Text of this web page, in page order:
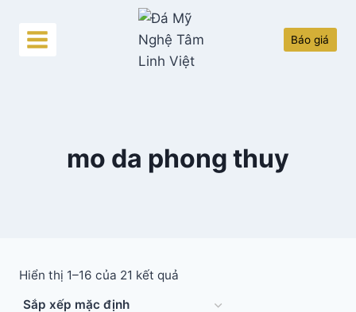
content
Báo giá
mo da phong thuy
Hiển thị 1–16 của 21 kết quả